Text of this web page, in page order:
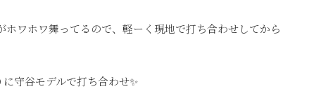
ホワホワ舞ってるので、軽ーく現地で打ち合わせしてから
守谷モデルで打ち合わせ✨